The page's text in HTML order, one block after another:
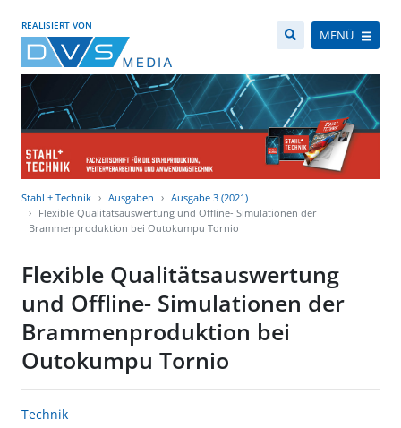
REALISIERT VON
MENÜ
Stahl + Technik Ausgaben
Ausgabe 3 (2021)
Flexible Qualitätsauswertung und Offline- Simulationen der
Brammenproduktion bei Outokumpu Tornio
Flexible Qualitätsauswertung
und Offline- Simulationen der
Brammenproduktion bei
Outokumpu Tornio
Technik